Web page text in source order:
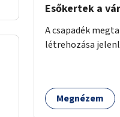
Esőkertek a
A csapadék
létrehozása
Megnézem